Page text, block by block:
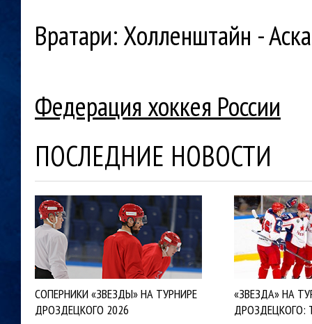
Вратари: Холленштайн -
Федерация хоккея России
ПОСЛЕДНИЕ НОВОСТИ
СОПЕРНИКИ «ЗВЕЗДЫ» НА ТУРНИРЕ
ДРОЗДЕЦКОГО 2026
«ЗВЕЗДА» НА
ДРОЗДЕЦКОГО: